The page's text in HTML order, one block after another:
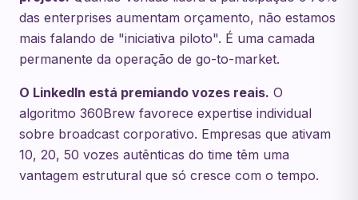
das enterprises aumentam orçamento, não estamos
mais falando de "iniciativa piloto". É uma camada
permanente da operação de go-to-market.
O LinkedIn está premiando vozes reais. O
algoritmo 360Brew favorece expertise individual
sobre broadcast corporativo. Empresas que ativam
10, 20, 50 vozes autênticas do time têm uma
vantagem estrutural que só cresce com o tempo.